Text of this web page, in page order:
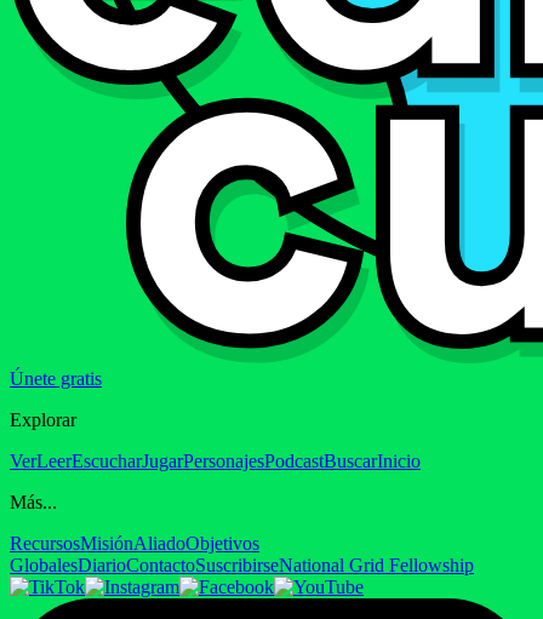
Únete gratis
Explorar
VerLeerEscucharJugarPersonajesPodcastBuscarInicio
Más...
RecursosMisiónAliadoObjetivos
GlobalesDiarioContactoSuscribirseNational Grid Fellowship